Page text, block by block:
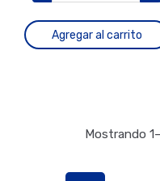
Agregar al carrito
Mostrando